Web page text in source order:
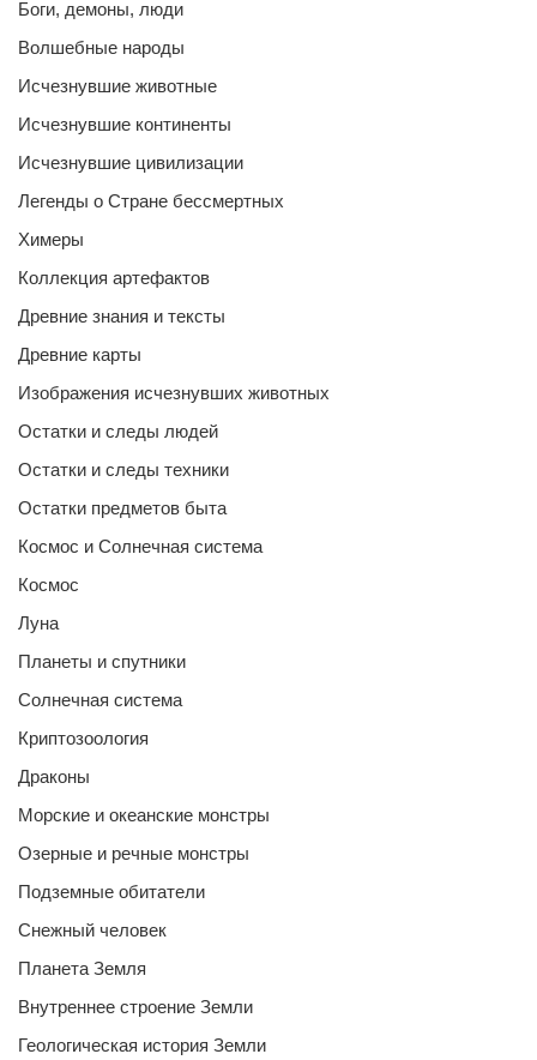
Боги, демоны, люди
Волшебные народы
Исчезнувшие животные
Исчезнувшие континенты
Исчезнувшие цивилизации
Легенды о Стране бессмертных
Химеры
Коллекция артефактов
Древние знания и тексты
Древние карты
Изображения исчезнувших животных
Остатки и следы людей
Остатки и следы техники
Остатки предметов быта
Космос и Солнечная система
Космос
Луна
Планеты и спутники
Солнечная система
Криптозоология
Драконы
Морские и океанские монстры
Озерные и речные монстры
Подземные обитатели
Снежный человек
Планета Земля
Внутреннее строение Земли
Геологическая история Земли